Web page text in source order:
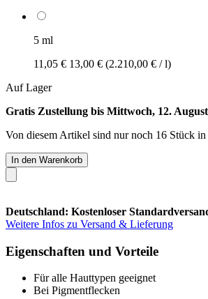
5 ml
11,05 € 13,00 € (2.210,00 € / l)
Auf Lager
Gratis Zustellung bis Mittwoch, 12. August
Von diesem Artikel sind nur noch 16 Stück
In den Warenkorb
Deutschland: Kostenloser
Weitere Infos zu Versand & Lieferung
Eigenschaften und Vorteile
Für alle Hauttypen geeignet
Bei Pigmentflecken